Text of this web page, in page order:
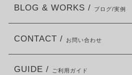
BLOG & WORKS / ブログ/実例
CONTACT / お問い合わせ
GUIDE / ご利用ガイド